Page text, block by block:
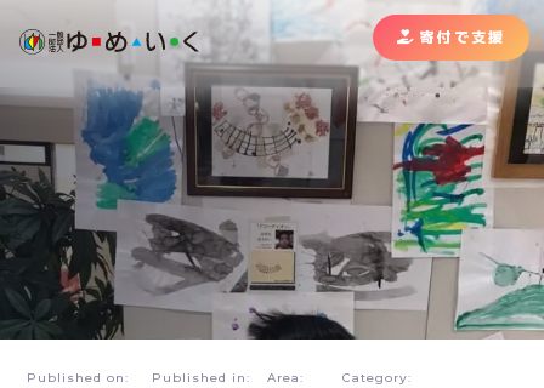
寄付で支援
Published on: Published in: Area: Category: